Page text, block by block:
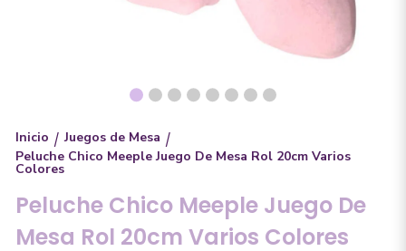
Inicio / Juegos de Mesa /
Peluche Chico Meeple Juego De Mesa Rol 20cm Varios
Colores
Peluche Chico Meeple Juego De
Mesa Rol 20cm Varios Colores